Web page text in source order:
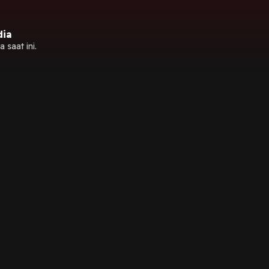
saat ini.